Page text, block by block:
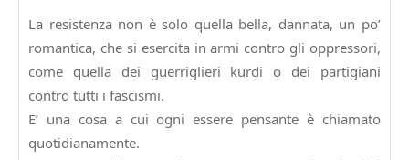
La resistenza non è solo quella bella, dannata, un po’
romantica, che si esercita in armi contro gli oppressori,
come quella dei guerriglieri kurdi o dei partigiani
contro tutti i fascismi.
E’ una cosa a cui ogni essere pensante è chiamato
quotidianamente.